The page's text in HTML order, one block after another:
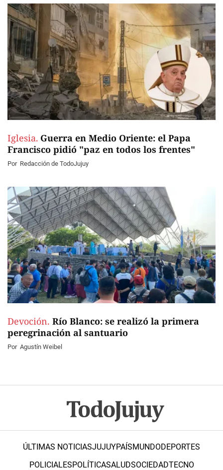
Iglesia. Guerra en Medio Oriente: el Papa
Francisco pidió "paz en todos los frentes"
Por Redacción de TodoJujuy
Devoción. Río Blanco: se realizó la primera
peregrinación al santuario
Por Agustín Weibel
ÚLTIMAS NOTICIASJUJUYPAÍSMUNDODEPORTES
POLICIALESPOLÍTICASALUDSOCIEDADTECNO